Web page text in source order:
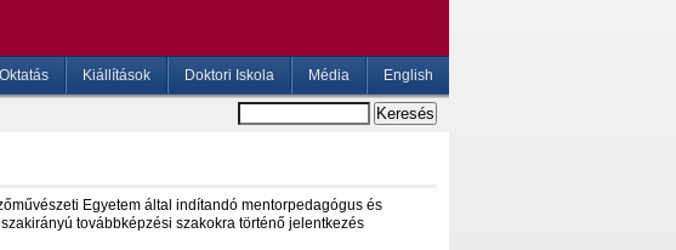
Oktatás Kiállítások Doktori Iskola Média English
Egyetem által indítandó mentorpedagógus és
továbbképzési szakokra történő jelentkezés